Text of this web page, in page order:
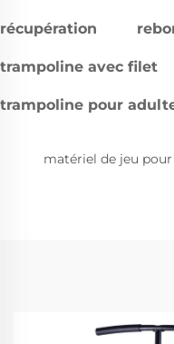
récupération
trampoline avec filet
trampoline pour
matériel de jeu